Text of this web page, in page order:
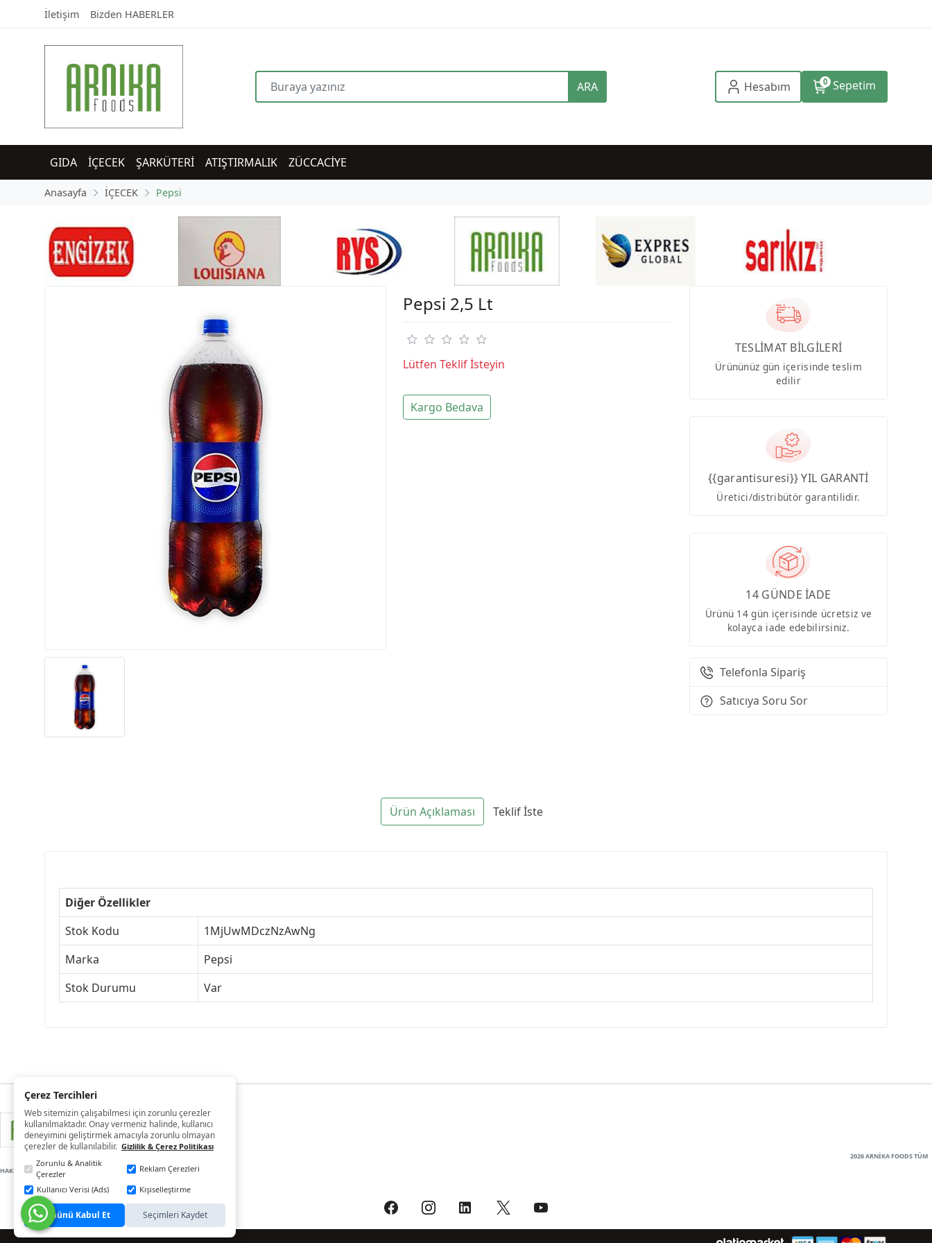
İletişim Bizden HABERLER
ARA Hesabım 0 Sepetim
GIDA İÇECEK ŞARKÜTERİ ATIŞTIRMALIK ZÜCCACİYE
Anasayfa İÇECEK Pepsi
Pepsi 2,5 Lt
Lütfen Teklif İsteyin
Kargo Bedava
TESLİMAT BİLGİLERİ
Ürününüz gün içerisinde teslim
edilir
{{garantisuresi}} YIL GARANTİ
Üretici/distribütör garantilidir.
14 GÜNDE İADE
Ürünü 14 gün içerisinde ücretsiz ve
kolayca iade edebilirsiniz.
Telefonla Sipariş
Satıcıya Soru Sor
Ürün Açıklaması Teklif İste
Diğer Özellikler
Stok Kodu
1MjUwMDczNzAwNg
Marka
Pepsi
Stok Durumu
Var
2026 ARNİKA FOODS TÜM
HAKLARI SAKLIDIR
Çerez Tercihleri
Web sitemizin çalışabilmesi için zorunlu çerezler
kullanılmaktadır. Onay vermeniz halinde, kullanıcı
deneyimini geliştirmek amacıyla zorunlu olmayan
çerezler de kullanılabilir. Gizlilik & Çerez Politikası
Zorunlu & Analitik
Çerezler
Reklam Çerezleri
Kullanıcı Verisi (Ads)
Kişiselleştirme
Tümünü Kabul Et Seçimleri Kaydet